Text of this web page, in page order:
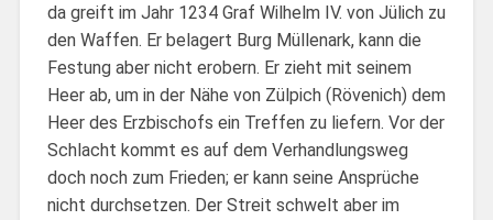
da greift im Jahr 1234 Graf Wilhelm IV. von Jülich zu
den Waffen. Er belagert Burg Müllenark, kann die
Festung aber nicht erobern. Er zieht mit seinem
Heer ab, um in der Nähe von Zülpich (Rövenich) dem
Heer des Erzbischofs ein Treffen zu liefern. Vor der
Schlacht kommt es auf dem Verhandlungsweg
doch noch zum Frieden; er kann seine Ansprüche
nicht durchsetzen. Der Streit schwelt aber im